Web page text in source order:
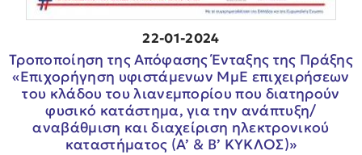
22-01-2024
Τροποποίηση της Απόφασης Ένταξης της Πράξης
«Επιχορήγηση υφιστάμενων ΜμΕ επιχειρήσεων
του κλάδου του λιανεμπορίου που διατηρούν
φυσικό κατάστημα, για την ανάπτυξη/
αναβάθμιση και διαχείριση ηλεκτρονικού
καταστήματος (Α’ & Β’ ΚΥΚΛΟΣ)»